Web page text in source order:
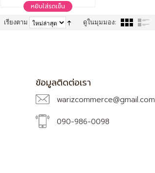
ยางพารา Double Slopes ช่วย
ลดภาระการเกร็งของกล้ามเนื้อ
ขณะพักผ่อน อันเป็นสาเหตุหลัก
ของอาการ ปวด คอ บ่า ไหล่
หยิบใส่รถเข็น
เรียงตาม
ดูในมุมมอง:
ข้อมูลติดต่อเรา
warizcommerce@gmail.com
090-986-0098